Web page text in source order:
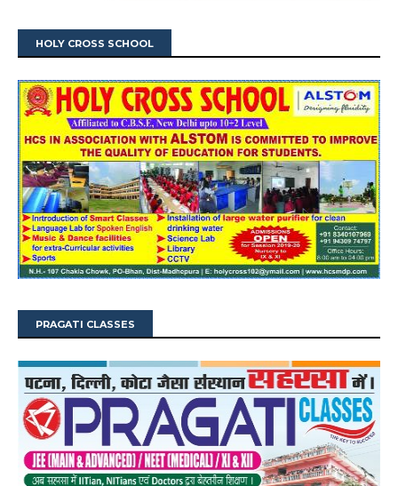
HOLY CROSS SCHOOL
PRAGATI CLASSES